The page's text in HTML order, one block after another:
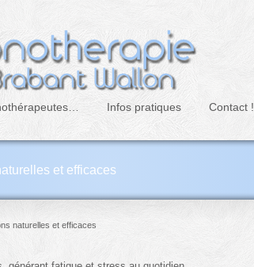
Infos pratiques Contact !
et efficaces
naturelles et efficaces